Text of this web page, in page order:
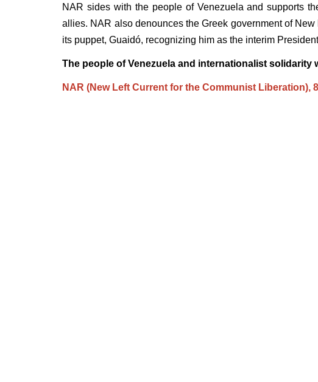
NAR sides with the people of Venezuela and supports
allies. NAR also denounces the Greek government of
its puppet, Guaidó, recognizing him as the interim
The people of Venezuela and internationalist solidarity
NAR (New Left Current for the Communist Liberation),